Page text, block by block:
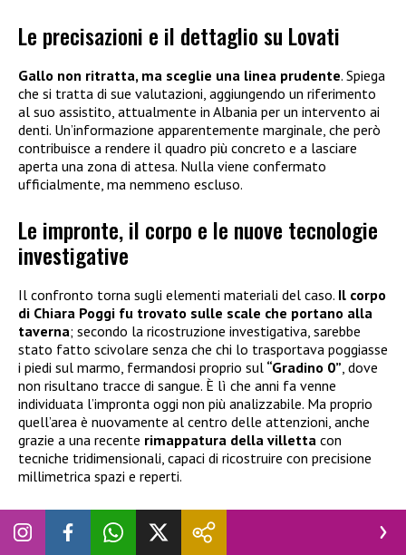
Le precisazioni e il dettaglio su Lovati
Gallo non ritratta, ma sceglie una linea prudente. Spiega
che si tratta di sue valutazioni, aggiungendo un riferimento
al suo assistito, attualmente in Albania per un intervento ai
denti. Un’informazione apparentemente marginale, che però
contribuisce a rendere il quadro più concreto e a lasciare
aperta una zona di attesa. Nulla viene confermato
ufficialmente, ma nemmeno escluso.
Le impronte, il corpo e le nuove tecnologie
investigative
Il confronto torna sugli elementi materiali del caso. Il corpo
di Chiara Poggi fu trovato sulle scale che portano alla
taverna; secondo la ricostruzione investigativa, sarebbe
stato fatto scivolare senza che chi lo trasportava poggiasse
i piedi sul marmo, fermandosi proprio sul “Gradino 0”, dove
non risultano tracce di sangue. È lì che anni fa venne
individuata l’impronta oggi non più analizzabile. Ma proprio
quell’area è nuovamente al centro delle attenzioni, anche
grazie a una recente rimappatura della villetta con
tecniche tridimensionali, capaci di ricostruire con precisione
millimetrica spazi e reperti.